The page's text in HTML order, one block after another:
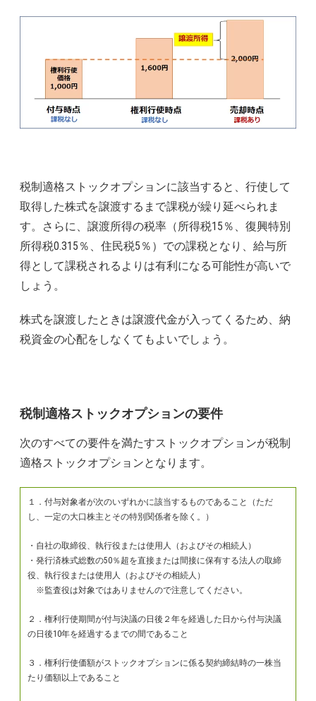
税制適格ストックオプションに該当すると、行使して
取得した株式を譲渡するまで課税が繰り延べられま
す。さらに、譲渡所得の税率（所得税15％、復興特別
所得税0.315％、住民税5％）での課税となり、給与所
得として課税されるよりは有利になる可能性が高いで
しょう。
株式を譲渡したときは譲渡代金が入ってくるため、納
税資金の心配をしなくてもよいでしょう。
税制適格ストックオプションの要件
次のすべての要件を満たすストックオプションが税制
適格ストックオプションとなります。
１．付与対象者が次のいずれかに該当するものであること（ただ
し、一定の大口株主とその特別関係者を除く。）
・自社の取締役、執行役または使用人（およびその相続人）
・発行済株式総数の50％超を直接または間接に保有する法人の取締
役、執行役または使用人（およびその相続人）
※監査役は対象ではありませんので注意してください。
２．権利行使期間が付与決議の日後２年を経過した日から付与決議
の日後10年を経過するまでの間であること
３．権利行使価額がストックオプションに係る契約締結時の一株当
たり価額以上であること